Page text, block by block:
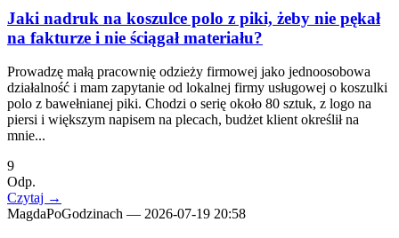
Jaki nadruk na koszulce polo z piki, żeby nie pękał
na fakturze i nie ściągał materiału?
Prowadzę małą pracownię odzieży firmowej jako jednoosobowa
działalność i mam zapytanie od lokalnej firmy usługowej o koszulki
polo z bawełnianej piki. Chodzi o serię około 80 sztuk, z logo na
piersi i większym napisem na plecach, budżet klient określił na
mnie...
9
Odp.
Czytaj →
MagdaPoGodzinach — 2026-07-19 20:58